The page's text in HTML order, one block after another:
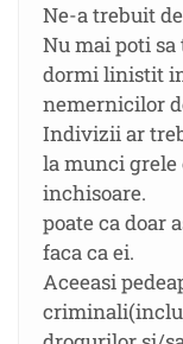
Ne-a trebuit
Nu mai poti
dormi linistit
nemernicilor
Indivizii ar
la munci grele
inchisoare.
poate ca doar
faca ca ei.
Aceeasi